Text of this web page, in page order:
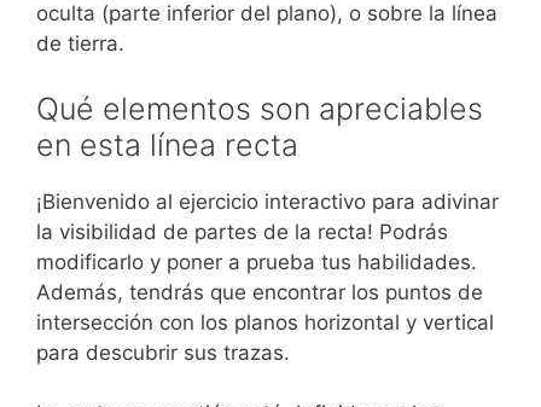
oculta (parte inferior del plano), o sobre la línea
de tierra.
Qué elementos son apreciables
en esta línea recta
¡Bienvenido al ejercicio interactivo para adivinar
la visibilidad de partes de la recta! Podrás
modificarlo y poner a prueba tus habilidades.
Además, tendrás que encontrar los puntos de
intersección con los planos horizontal y vertical
para descubrir sus trazas.